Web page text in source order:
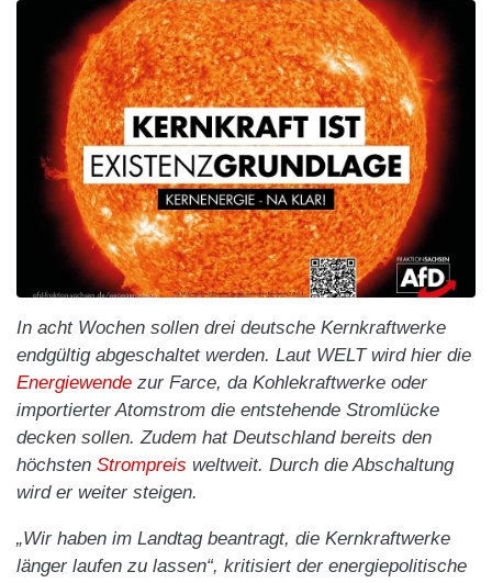
In acht Wochen sollen drei deutsche Kernkraftwerke
endgültig abgeschaltet werden. Laut WELT wird hier die
Energiewende zur Farce, da Kohlekraftwerke oder
importierter Atomstrom die entstehende Stromlücke
decken sollen. Zudem hat Deutschland bereits den
höchsten Strompreis weltweit. Durch die Abschaltung
wird er weiter steigen.
„Wir haben im Landtag beantragt, die Kernkraftwerke
länger laufen zu lassen“, kritisiert der energiepolitische